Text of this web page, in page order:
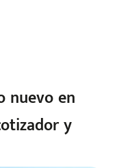
nuevo en
y